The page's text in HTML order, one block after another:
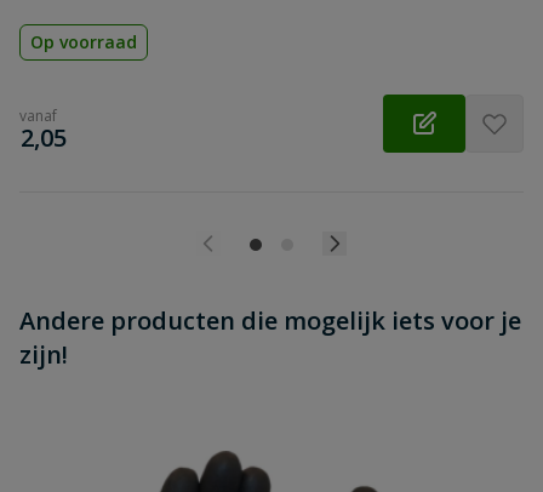
Op voorraad
vanaf
€
2,05
Andere producten die mogelijk iets voor je
zijn!